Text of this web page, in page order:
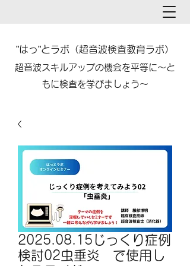
”はっ”とラボ（超音波検査教育ラボ）​​
​超音波スキルアップの機会を平等に～と
もに検査を学びましょう～
2025.08.15じっくり症例
検討02虫垂炎 で使用し